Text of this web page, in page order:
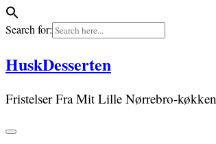
Search for:
Skip
to
HuskDesserten
Fristelser Fra Mit Lille Nørrebro-køkken